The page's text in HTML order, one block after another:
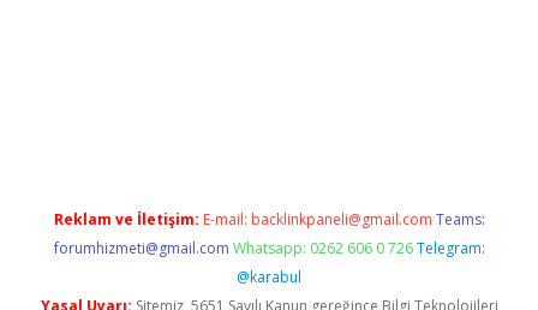
Reklam ve İletişim: E-mail: backlinkpaneli@gmail.com Teams:
forumhizmeti@gmail.com Whatsapp: 0262 606 0 726 Telegram:
@karabul
Yasal Uyarı: Sitemiz, 5651 Sayılı Kanun gereğince Bilgi Teknolojileri